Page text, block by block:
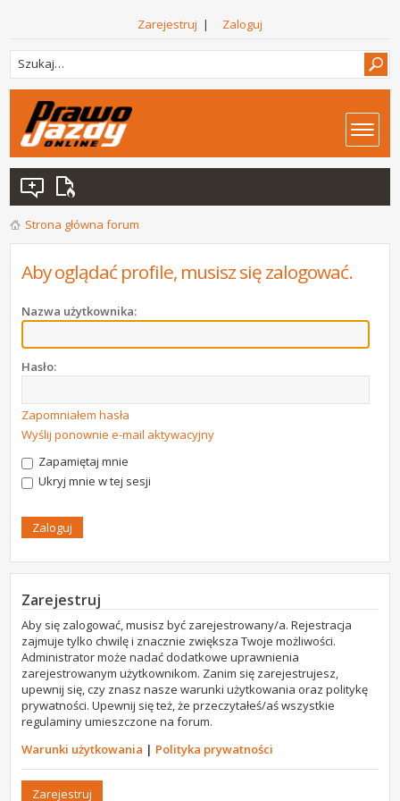
Zarejestruj | Zaloguj
Strona główna forum
Aby oglądać profile, musisz się zalogować.
Nazwa użytkownika:
Hasło:
Zapomniałem hasła
Wyślij ponownie e-mail aktywacyjny
Zapamiętaj mnie
Ukryj mnie w tej sesji
Zarejestruj
Aby się zalogować, musisz być zarejestrowany/a. Rejestracja
zajmuje tylko chwilę i znacznie zwiększa Twoje możliwości.
Administrator może nadać dodatkowe uprawnienia
zarejestrowanym użytkownikom. Zanim się zarejestrujesz,
upewnij się, czy znasz nasze warunki użytkowania oraz politykę
prywatności. Upewnij się też, że przeczytałeś/aś wszystkie
regulaminy umieszczone na forum.
Warunki użytkowania | Polityka prywatności
Zarejestruj